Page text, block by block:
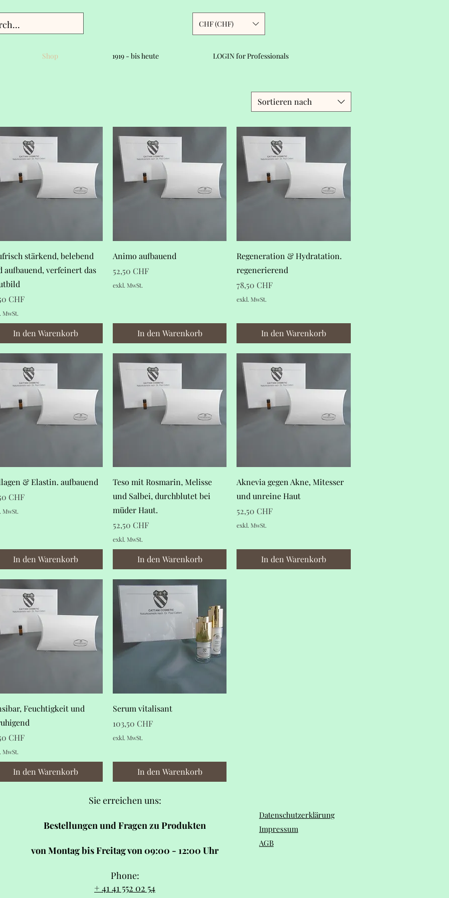
CHF (CHF)
Shop 1919 - bis heute LOGIN for Professionals
Sortieren nach
Schnellansicht
stärkend, belebend
aufbauend, verfeinert das
CHF
MwSt.
In den Warenkorb
Schnellansicht
Animo aufbauend
Preis
52,50 CHF
exkl. MwSt.
In den Warenkorb
Schnellansicht
Regeneration & Hydratation.
regenerierend
Preis
78,50 CHF
exkl. MwSt.
In den Warenkorb
Schnellansicht
& Elastin. aufbauend
CHF
MwSt.
In den Warenkorb
Schnellansicht
Teso mit Rosmarin, Melisse
und Salbei, durchblutet bei
müder Haut.
Preis
52,50 CHF
exkl. MwSt.
In den Warenkorb
Schnellansicht
Aknevia gegen Akne, Mitesser
und unreine Haut
Preis
52,50 CHF
exkl. MwSt.
In den Warenkorb
Schnellansicht
Feuchtigkeit und
CHF
MwSt.
In den Warenkorb
Schnellansicht
Serum vitalisant
Preis
103,50 CHF
exkl. MwSt.
In den Warenkorb
Sie erreichen uns:
Bestellungen und Fragen zu Produkten
von Montag bis Freitag von 09:00 - 12:00 Uhr
Phone:
+ 41 41 552 02 54
Datenschutzerklärung
Impressum
AGB